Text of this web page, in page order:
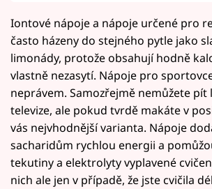
Iontové nápoje a nápoje určené pro
často házeny do stejného pytle jako
limonády, protože obsahují hodně
vlastně nezasytí. Nápoje pro
neprávem. Samozřejmě nemůžete
televize, ale pokud tvrdě makáte v
vás nejvhodnější varianta. Nápoje
sacharidům rychlou energii a
tekutiny a elektrolyty vyplavené
nich ale jen v případě, že jste cvičila